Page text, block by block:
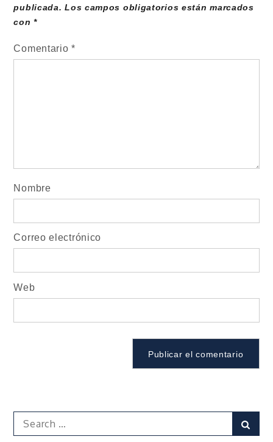
publicada. Los campos obligatorios están marcados
con*
Comentario*
Nombre
Correo electrónico
Web
Search
for: